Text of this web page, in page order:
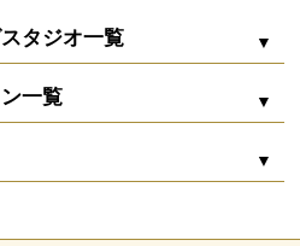
タジオ一覧
ュー）
一覧
削るコツ